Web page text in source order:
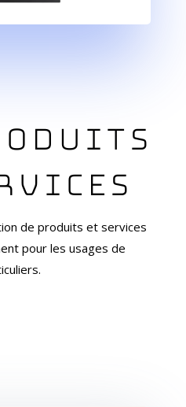
de produits et services
pour les usages de